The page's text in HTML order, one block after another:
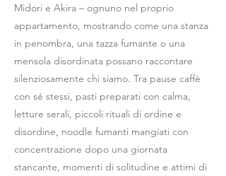
Midori e Akira – ognuno nel proprio
appartamento, mostrando come una stanza
in penombra, una tazza fumante o una
mensola disordinata possano raccontare
silenziosamente chi siamo. Tra pause caffè
con sé stessi, pasti preparati con calma,
letture serali, piccoli rituali di ordine e
disordine, noodle fumanti mangiati con
concentrazione dopo una giornata
stancante, momenti di solitudine e attimi di